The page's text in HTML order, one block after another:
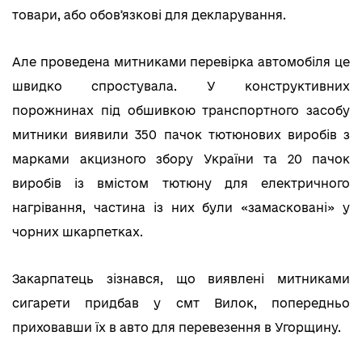
товари, або обовʼязкові для декларування.
Але проведена митниками перевірка автомобіля це
швидко спростувала. У конструктивних
порожнинах під обшивкою транспортного засобу
митники виявили 350 пачок тютюнових виробів з
марками акцизного збору України та 20 пачок
виробів із вмістом тютюну для електричного
нагрівання, частина із них були «замасковані» у
чорних шкарпетках.
Закарпатець зізнався, що виявлені митниками
сигарети придбав у смт Вилок, попередньо
приховавши їх в авто для перевезення в Угорщину.